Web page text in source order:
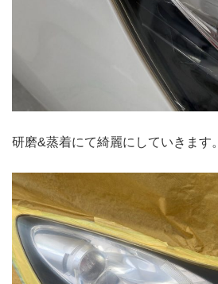
研磨&蒸着にて綺麗にしていきます。